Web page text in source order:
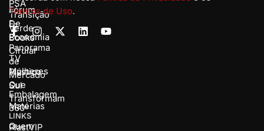
PSA
E-
Books
TV
Plástico
Sul
Matérias
Transição
Verde
Panorama
de
Mercado
Embalagem
360º
PlastVIP
Fórum
De
Economia
Cirular
Mulheres
Que
Transformam
LINKS
Quem
Termos de Uso.